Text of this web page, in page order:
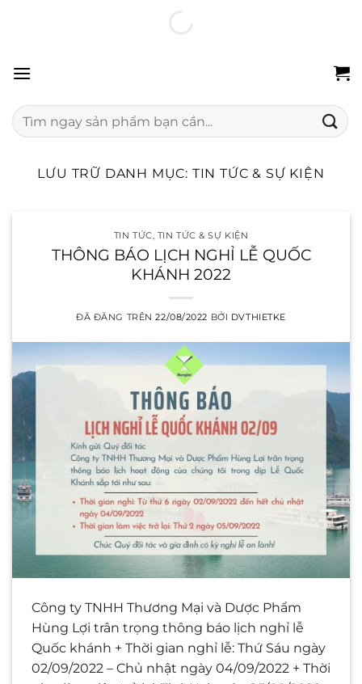
dung
Tìm
kiếm:
LƯU TRỮ DANH MỤC: TIN TỨC & SỰ KIỆN
TIN TỨC, TIN TỨC & SỰ KIỆN
THÔNG BÁO LỊCH NGHỈ LỄ QUỐC
KHÁNH 2022
ĐÃ ĐĂNG TRÊN22/08/2022 BỞI DVTHIETKE
Công ty TNHH Thương Mại và Dược Phẩm
Hùng Lợi trân trọng thông báo lịch nghỉ lễ
Quốc khánh + Thời gian nghỉ lễ: Thứ Sáu ngày
02/09/2022 – Chủ nhật ngày 04/09/2022 + Thời